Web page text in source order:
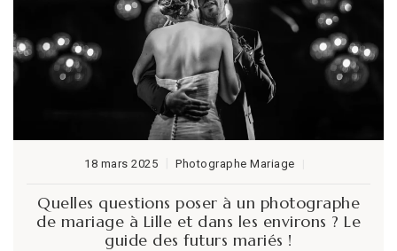
18 mars 2025 Photographe Mariage
Quelles questions poser à un photographe
de mariage à Lille et dans les environs ? Le
guide des futurs mariés !